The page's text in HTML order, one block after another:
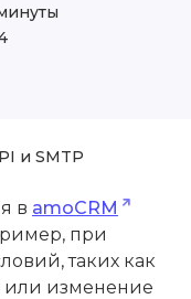
и SMTP
в amoCRM
при
таких как
или изменение